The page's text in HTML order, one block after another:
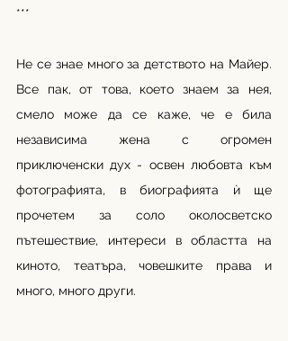
***
Не се знае много за детството на Майер.
Все пак, от това, което знаем за нея,
смело може да се каже, че е била
независима жена с огромен
приключенски дух - освен любовта към
фотографията, в биографията ѝ ще
прочетем за соло околосветско
пътешествие, интереси в областта на
киното, театъра, човешките права и
много, много други.